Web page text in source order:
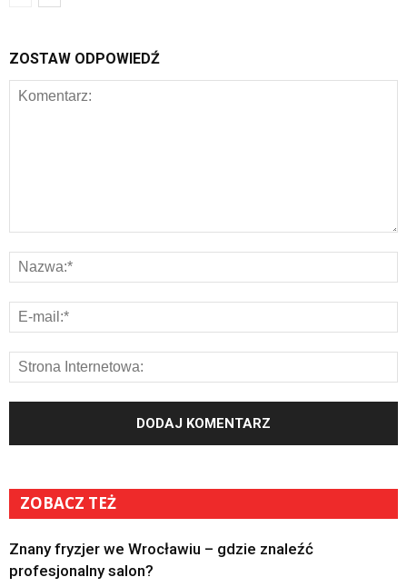
ZOSTAW ODPOWIEDŹ
ZOBACZ TEŻ
Znany fryzjer we Wrocławiu – gdzie znaleźć
profesjonalny salon?